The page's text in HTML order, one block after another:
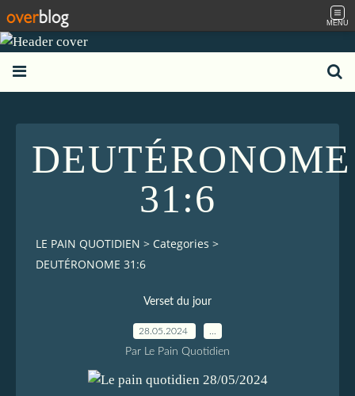
MENU
DEUTÉRONOME
31:6
LE PAIN QUOTIDIEN > Categories >
DEUTÉRONOME 31:6
Verset du jour
28.05.2024
Par Le Pain Quotidien